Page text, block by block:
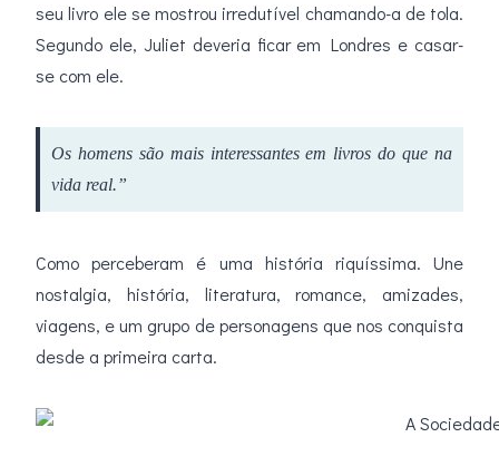
seu livro ele se mostrou irredutível chamando-a de tola.
Segundo ele, Juliet deveria ficar em Londres e casar-
se com ele.
Os homens são mais interessantes em livros do que na
vida real.”
Como perceberam é uma história riquíssima. Une
nostalgia, história, literatura, romance, amizades,
viagens, e um grupo de personagens que nos conquista
desde a primeira carta.